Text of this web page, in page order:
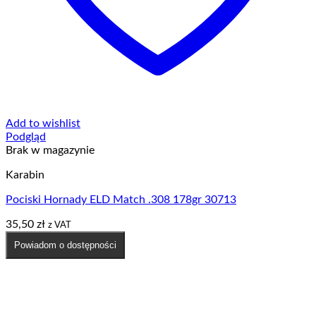
Add to wishlist
Podgląd
Brak w magazynie
Karabin
Pociski Hornady ELD Match .308 178gr 30713
35,50 zł z VAT
Powiadom o dostępności